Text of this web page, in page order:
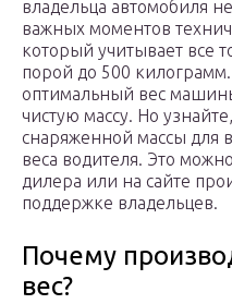
владельца автомобиля
важных моментов
который учитывает все
порой до 500
оптимальный вес
чистую массу. Но
снаряженной массы для
веса водителя. Это
дилера или на сайте
поддержке владельцев.
Почему
вес?